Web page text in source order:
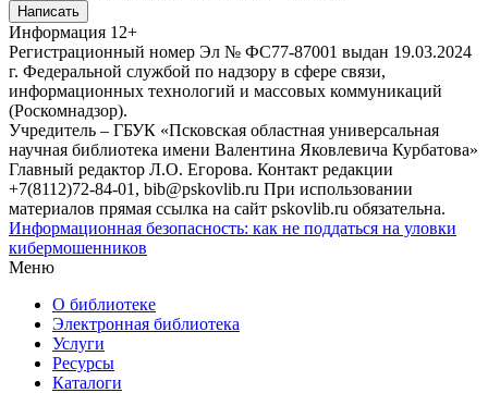
Написать
Информация 12+
Регистрационный номер Эл № ФС77-87001 выдан 19.03.2024
г. Федеральной службой по надзору в сфере связи,
информационных технологий и массовых коммуникаций
(Роскомнадзор).
Учредитель – ГБУК «Псковская областная универсальная
научная библиотека имени Валентина Яковлевича Курбатова»
Главный редактор Л.О. Егорова. Контакт редакции
+7(8112)72-84-01, bib@pskovlib.ru При использовании
материалов прямая ссылка на сайт pskovlib.ru обязательна.
Информационная безопасность: как не поддаться на уловки
кибермошенников
Меню
О библиотеке
Электронная библиотека
Услуги
Ресурсы
Каталоги